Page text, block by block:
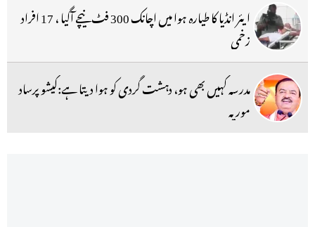
ایئر انڈیا کا طیارہ ہوا میں اچانک 300 فٹ نیچے آگیا ، 17 افراد
زخمی
مدرسہ کہیں بھی ہو، دہشت گردی کو ہوا دیتا ہے:کیشو پرساد
موریہ